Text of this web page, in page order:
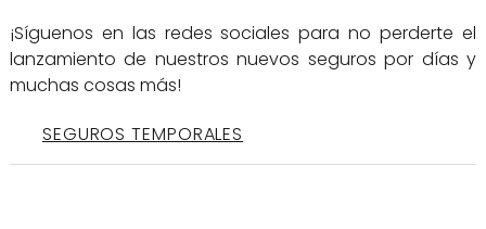
¡Síguenos en las redes sociales para no perderte el
lanzamiento de nuestros nuevos seguros por días y
muchas cosas más!
SEGUROS TEMPORALES